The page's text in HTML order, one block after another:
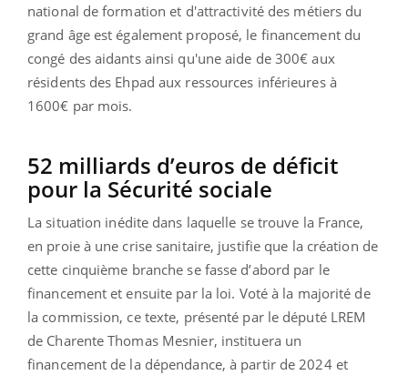
national de formation et d'attractivité des métiers du
grand âge est également proposé, le financement du
congé des aidants ainsi qu'une aide de 300€ aux
résidents des Ehpad aux ressources inférieures à
1600€ par mois.
52 milliards d’euros de déficit
pour la Sécurité sociale
La situation inédite dans laquelle se trouve la France,
en proie à une crise sanitaire, justifie que la création de
cette cinquième branche se fasse d’abord par le
financement et ensuite par la loi. Voté à la majorité de
la commission, ce texte, présenté par le député LREM
de Charente Thomas Mesnier, instituera un
financement de la dépendance, à partir de 2024 et